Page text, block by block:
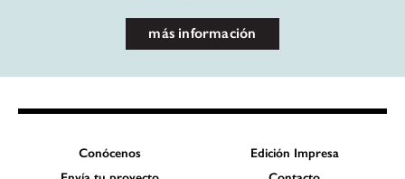
más información
Conócenos
Edición Impresa